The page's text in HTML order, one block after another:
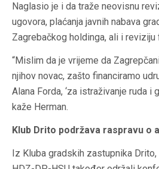
Naglasio je i da traže neovisnu
ugovora, plaćanja javnih nabava
Zagrebačkog holdinga, ali i reviziju
“Mislim da je vrijeme da
njihov novac, zašto financiramo
Alana Forda, ‘za istraživanje ruda i
kaže Herman.
Klub Drito podržava raspravu o
Iz Kluba gradskih zastupnika